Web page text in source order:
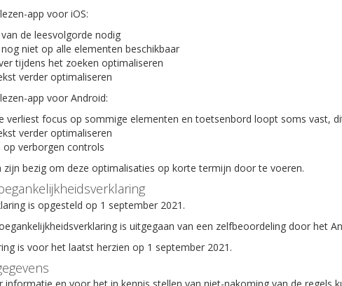
app voor iOS:
de leesvolgorde nodig
niet op alle elementen beschikbaar
tijdens het zoeken optimaliseren
verder optimaliseren
app voor Android:
verliest focus op sommige elementen en toetsenbord loopt soms vast,
verder optimaliseren
verborgen controls
zijn bezig om deze optimalisaties op korte termijn door te voeren.
is opgesteld op 1 september 2021.
is uitgegaan van een zelfbeoordeling door het
is voor het laatst herzien op 1 september 2021.